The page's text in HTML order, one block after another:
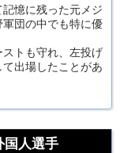
憶に残った元メジ
団の中でも特に優
トも守れ、左投げ
出場したことがあ
人選手